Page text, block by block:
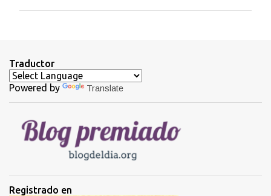
a
r
o
s
Traductor
Powered by Translate
Registrado en